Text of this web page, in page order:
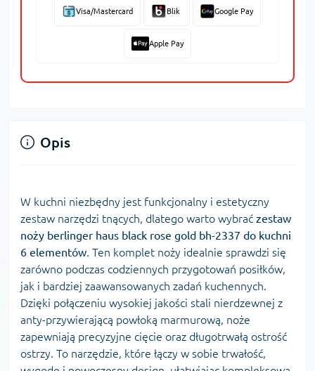
Visa/Mastercard Blik Google Pay
Apple Pay
Opis
W kuchni niezbędny jest funkcjonalny i estetyczny
zestaw narzędzi tnących, dlatego warto wybrać zestaw
noży berlinger haus black rose gold bh-2337 do kuchni
6 elementów. Ten komplet noży idealnie sprawdzi się
zarówno podczas codziennych przygotowań posiłków,
jak i bardziej zaawansowanych zadań kuchennych.
Dzięki połączeniu wysokiej jakości stali nierdzewnej z
anty-przywierającą powłoką marmurową, noże
zapewniają precyzyjne cięcie oraz długotrwałą ostrość
ostrzy. To narzędzie, które łączy w sobie trwałość,